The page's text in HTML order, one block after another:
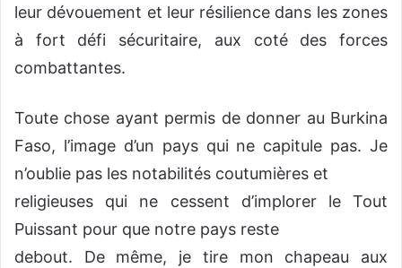
leur dévouement et leur résilience dans les zones
à fort défi sécuritaire, aux coté des forces
combattantes.
Toute chose ayant permis de donner au Burkina
Faso, l’image d’un pays qui ne capitule pas. Je
n’oublie pas les notabilités coutumières et
religieuses qui ne cessent d’implorer le Tout
Puissant pour que notre pays reste
debout. De même, je tire mon chapeau aux